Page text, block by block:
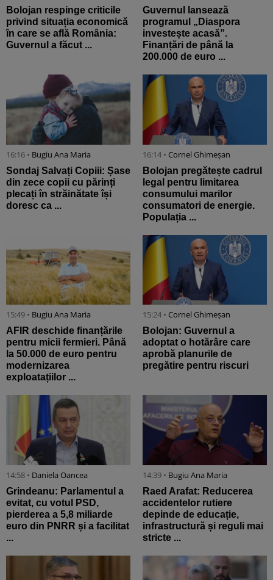
Bolojan respinge criticile
privind situația economică
în care se află România:
Guvernul a făcut ...
Guvernul lansează
programul „Diaspora
investește acasă”.
Finanțări de până la
200.000 de euro ...
16:16 • Bugiu ⁠Ana Maria
Sondaj Salvați Copiii: Șase
din zece copii cu părinți
plecați în străinătate își
doresc ca ...
16:14 • Cornel Ghimeșan
Bolojan pregătește cadrul
legal pentru limitarea
consumului marilor
consumatori de energie.
Populația ...
15:49 • Bugiu ⁠Ana Maria
AFIR deschide finanțările
pentru micii fermieri. Până
la 50.000 de euro pentru
modernizarea
exploatațiilor ...
15:24 • Cornel Ghimeșan
Bolojan: Guvernul a
adoptat o hotărâre care
aprobă planurile de
pregătire pentru riscuri
14:58 • Daniela Oancea
Grindeanu: Parlamentul a
evitat, cu votul PSD,
pierderea a 5,8 miliarde
euro din PNRR și a facilitat
...
14:39 • Bugiu ⁠Ana Maria
Raed Arafat: Reducerea
accidentelor rutiere
depinde de educație,
infrastructură și reguli mai
stricte ...